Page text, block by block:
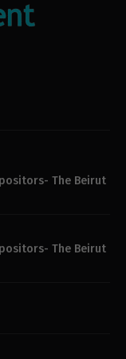
The Beirut
The Beirut